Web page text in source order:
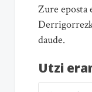
Zure eposta
daude.
Utzi